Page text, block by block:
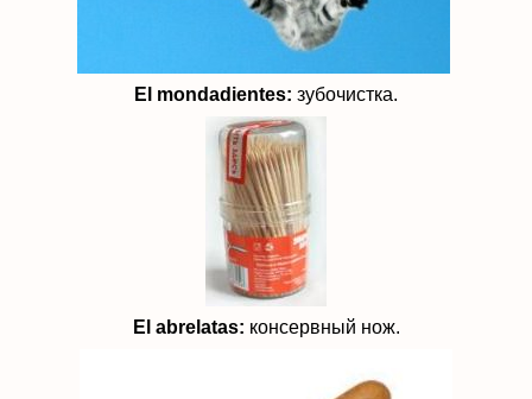
El mondadientes: зубочистка.
El abrelatas: консервный нож.